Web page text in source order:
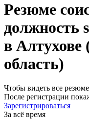
Резюме
должность
в Алтухове
область)
Чтобы видеть все
После регистрации
Зарегистрироваться
За всё время